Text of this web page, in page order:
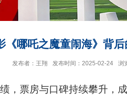
《哪吒之魔童闹海》背
发布者：王翔 发布时间：2025-02-24 浏
，票房与口碑持续攀升，